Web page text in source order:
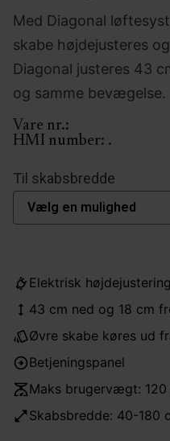
Med Diagonal
skabe højdejusteres
Diagonal justeres 43
og samme bevægelse.
Vare nr.:
HMI number: .
Til skabsbredde
Elektrisk højdejustering
43 cm ned og 18 cm
Øvre skabe køres ud
Betjeningspanel
Maks brugervægt:
Skabsbredde: 40-180